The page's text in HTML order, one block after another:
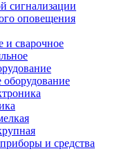
сигнализации
оповещения
и сварочное
оборудование
и средства